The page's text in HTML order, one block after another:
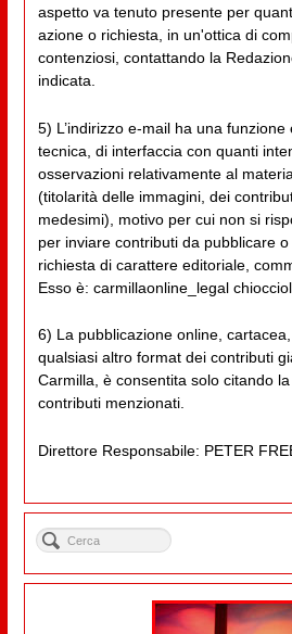
aspetto va tenuto presente per
azione o richiesta, in un'ottica di
contenziosi, contattando la
indicata.
5) L’indirizzo e-mail ha una funzione
tecnica, di interfaccia con quanti
osservazioni relativamente al
(titolarità delle immagini, dei
medesimi), motivo per cui non si
per inviare contributi da pubblicare
richiesta di carattere editoriale,
Esso è: carmillaonline_legal
6) La pubblicazione online,
qualsiasi altro format dei contributi
Carmilla, è consentita solo citando
contributi menzionati.
Direttore Responsabile: PETER